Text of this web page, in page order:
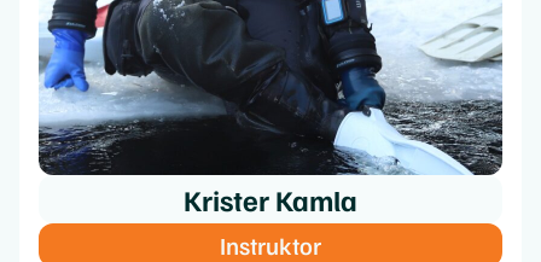
Krister Kamla
Instruktor